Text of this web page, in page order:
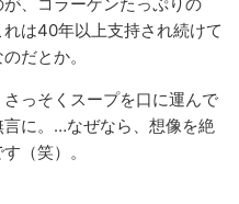
れは40年以上支持され続けて
だとか。
っそくスープを口に運んで
に。…なぜなら、想像を絶
（笑）。